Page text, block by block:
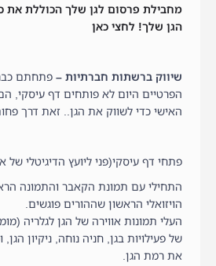
מחבילת פרסום לגן שלך הכוללת את
הגן שלך! לחצי כאן
שיווק ברשתות חברתיות – פתחתם כבר
הפרטיים היום לא פותחים דף עיסקי,
האישי כדי לשווק את הגן.. זאת דרך
פתחי דף עיסקי(פני ליועץ הדיגיטלי של
התחילי עם תמונת הקאבר והתמונה
הויזואלי הראשון שההורים פוגשים.
העלי תמונות אווירה של הגן לגלריה
של פעילויות בגן, חניה נוחה, ניקיון הגן,
את רמת הגן.